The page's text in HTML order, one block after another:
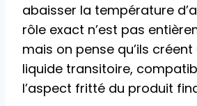
abaisser la température
rôle exact n’est pas
mais on pense qu’ils
liquide transitoire,
l’aspect fritté du produit